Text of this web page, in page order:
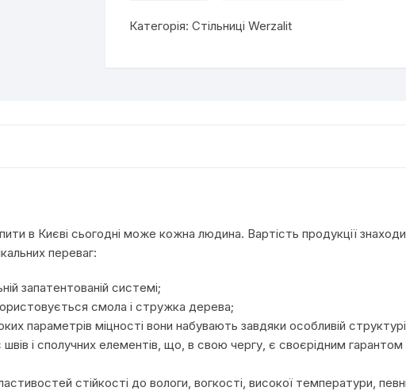
GENTAS
Категорія: Стільниці Werzalit
в Києві сьогодні може кожна людина. Вартість продукції
переваг:
запатентованій системі;
смола і стружка дерева;
параметрів міцності вони набувають завдяки особливій
швів і сполучних елементів, що, в свою чергу, є своєрідним
стійкості до вологи, вогкості, високої температури,